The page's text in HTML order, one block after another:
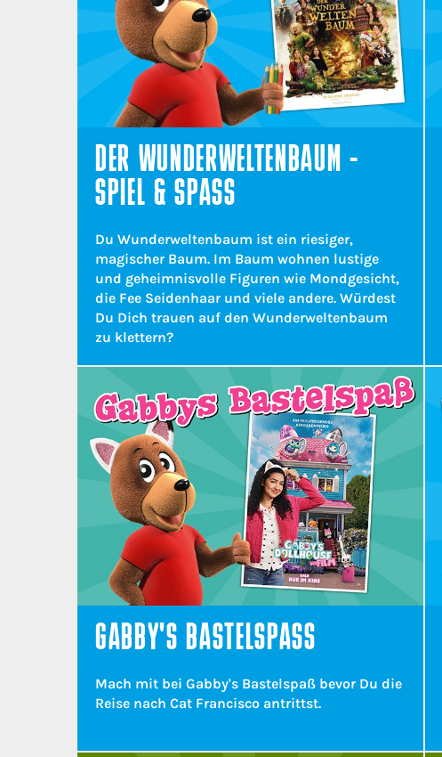
DER WUNDERWELTENBAUM -
SPIEL & SPASS
Du Wunderweltenbaum ist ein riesiger,
magischer Baum. Im Baum wohnen lustige
und geheimnisvolle Figuren wie Mondgesicht,
die Fee Seidenhaar und viele andere. Würdest
Du Dich trauen auf den Wunderweltenbaum
zu klettern?
GABBY'S BASTELSPASS
Mach mit bei Gabby's Bastelspaß bevor Du die
Reise nach Cat Francisco antrittst.